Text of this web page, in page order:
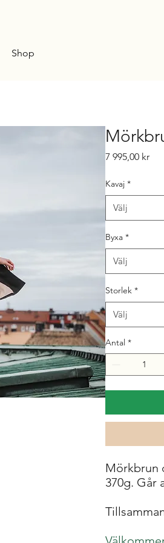
Shop
7 995,00 krPris
Kavaj *
Välj
Byxa *
Välj
Storlek *
Välj
Antal *
Mörkbrun
370g. Går